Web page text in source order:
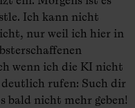
Ich kann nicht
nur weil ich hier in
wenn ich die KI nicht
rufen: Such dir
bald nicht mehr geben!